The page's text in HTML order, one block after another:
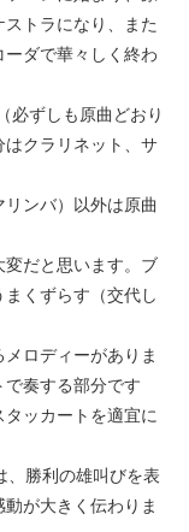
トラになり、また
ダで華々しく終わ
必ずしも原曲どおり
クラリネット、サ
ンバ）以外は原曲
だと思います。ブ
くずらす（交代し
ロディーがありま
奏する部分です
ッカートを適宜に
、勝利の雄叫びを表
が大きく伝わりま